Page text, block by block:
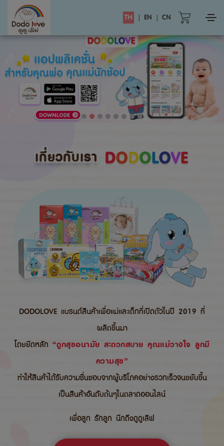
TH | EN | CN
เกี่ยวกับเรา
DODOLOVE แบรนด์สินค้าเพื่อแม่และเด็กที่เปิดตัวในปี 2019 ที่
ผลิตขึ้นมา
โดยยึดหลัก “ถูกสุขอนามัย สะดวกสบาย คุณแม่วางใจ ลูกมี
ความสุข”
ทำให้สินค้าได้รับความชื่นชอบจากผู้บริโภคอย่างรวกเร็วจนขยับขึ้น
เป็นสินค้าอันดับต้นๆในตลาดออนไลน์
เพื่อลูก รักลูก นึกถึงดูดูเลิฟ